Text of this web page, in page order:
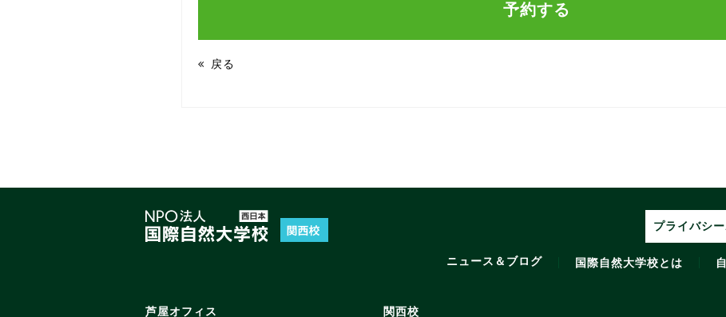
予約する
戻る
プライバシ
ニュース＆ブログ 国際自然大学校とは
芦屋オフィス 関西校